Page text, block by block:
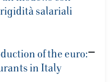
salariali
of the euro:
in Italy